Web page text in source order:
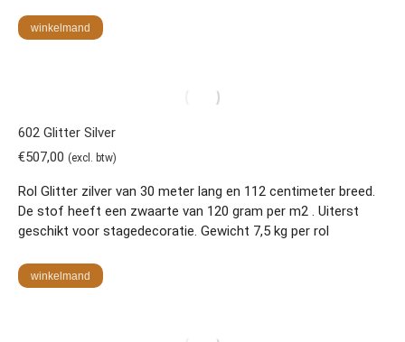
winkelmand
602 Glitter Silver
€507,00 (excl. btw)
Rol Glitter zilver van 30 meter lang en 112 centimeter breed.
De stof heeft een zwaarte van 120 gram per m2 . Uiterst
geschikt voor stagedecoratie. Gewicht 7,5 kg per rol
winkelmand